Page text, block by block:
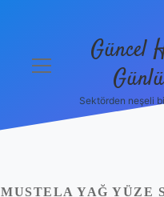
menüyü
Güncel
Sektörden neşeli
MUSTELA YAĞ YÜZE